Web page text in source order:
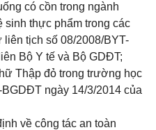
có cồn trong ngành
sinh thực phẩm trong các
liên tịch số 08/2008/BYT-
Bộ Y tế và Bộ GDĐT;
Thập đỏ trong trường học
ngày 14/3/2014 của
về công tác an toàn